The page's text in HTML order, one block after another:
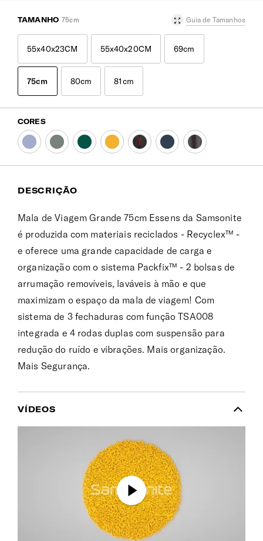
TAMANHO 75cm Guia de Tamanhos
55x40x23CM 55x40x20CM 69cm
75cm 80cm 81cm
CORES
DESCRIÇÃO
Mala de Viagem Grande 75cm Essens da Samsonite
é produzida com materiais reciclados - Recyclex™ -
e oferece uma grande capacidade de carga e
organização com o sistema Packfix™ - 2 bolsas de
arrumação removíveis, laváveis à mão e que
maximizam o espaço da mala de viagem! Com
sistema de 3 fechaduras com função TSA008
integrada e 4 rodas duplas com suspensão para
redução do ruído e vibrações. Mais organização.
Mais Segurança.
VÍDEOS